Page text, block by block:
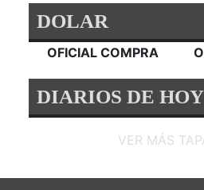
DOLAR
OFICIAL COMPRA
DIARIOS DE HOY
VER MÁS